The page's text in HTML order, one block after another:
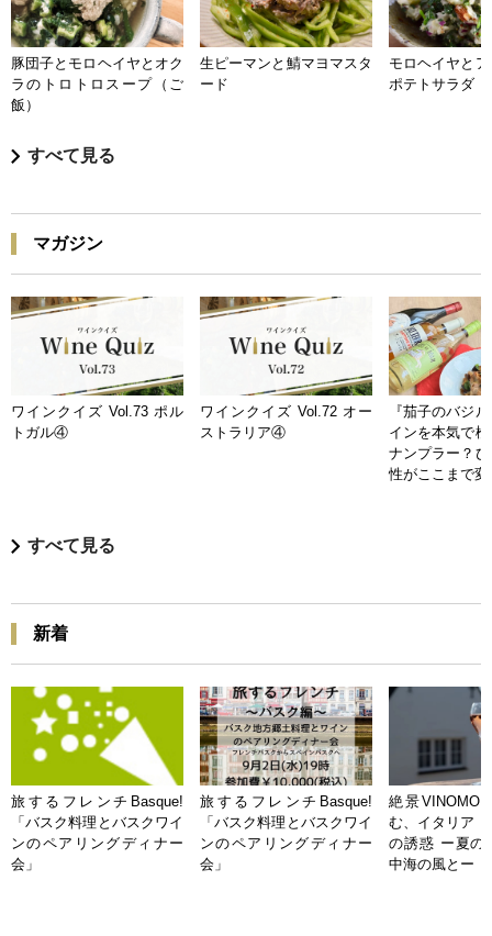
豚団子とモロヘイヤとオク
ラのトロトロスープ（ご
飯）
生ピーマンと鯖マヨマスタ
ード
モロヘイヤと
ポテトサラダ
すべて見る
マガジン
ワインクイズ Vol.73 ポル
トガル④
ワインクイズ Vol.72 オー
ストラリア④
『茄子のバジ
インを本気で
ナンプラー？
性がここまで
すべて見る
新着
旅するフレンチBasque!
「バスク料理とバスクワイ
ンのペアリングディナー
会」
旅するフレンチBasque!
「バスク料理とバスクワイ
ンのペアリングディナー
会」
絶景
む、イタリア
の誘惑 ー夏の
中海の風とー